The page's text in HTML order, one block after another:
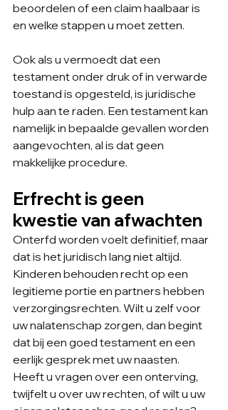
beoordelen of een claim haalbaar is
en welke stappen u moet zetten.
Ook als u vermoedt dat een
testament onder druk of in verwarde
toestand is opgesteld, is juridische
hulp aan te raden. Een testament kan
namelijk in bepaalde gevallen worden
aangevochten, al is dat geen
makkelijke procedure.
Erfrecht is geen
kwestie van afwachten
Onterfd worden voelt definitief, maar
dat is het juridisch lang niet altijd.
Kinderen behouden recht op een
legitieme portie en partners hebben
verzorgingsrechten. Wilt u zelf voor
uw nalatenschap zorgen, dan begint
dat bij een goed testament en een
eerlijk gesprek met uw naasten.
Heeft u vragen over een onterving,
twijfelt u over uw rechten, of wilt u uw